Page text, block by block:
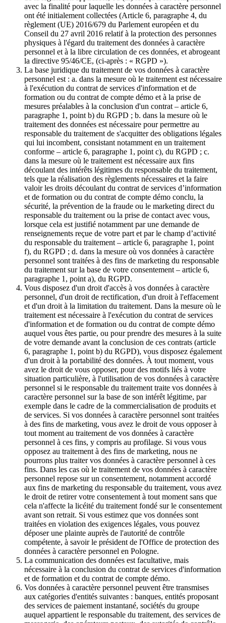
avec la finalité pour laquelle les données à caractère personnel
ont été initialement collectées (Article 6, paragraphe 4, du
règlement (UE) 2016/679 du Parlement européen et du
Conseil du 27 avril 2016 relatif à la protection des personnes
physiques à l'égard du traitement des données à caractère
personnel et à la libre circulation de ces données, et abrogeant
la directive 95/46/CE, (ci-après : « RGPD »).
La base juridique du traitement de vos données à caractère
personnel est : a. dans la mesure où le traitement est nécessaire
à l'exécution du contrat de services d'information et de
formation ou du contrat de compte démo et à la prise de
mesures préalables à la conclusion d'un contrat – article 6,
paragraphe 1, point b) du RGPD ; b. dans la mesure où le
traitement des données est nécessaire pour permettre au
responsable du traitement de s'acquitter des obligations légales
qui lui incombent, consistant notamment en un traitement
conforme – article 6, paragraphe 1, point c), du RGPD ; c.
dans la mesure où le traitement est nécessaire aux fins
découlant des intérêts légitimes du responsable du traitement,
tels que la réalisation des règlements nécessaires et la faire
valoir les droits découlant du contrat de services d’information
et de formation ou du contrat de compte démo conclu, la
sécurité, la prévention de la fraude ou le marketing direct du
responsable du traitement ou la prise de contact avec vous,
lorsque cela est justifié notamment par une demande de
renseignements reçue de votre part et par le champ d’activité
du responsable du traitement – article 6, paragraphe 1, point
f), du RGPD ; d. dans la mesure où vos données à caractère
personnel sont traitées à des fins de marketing du responsable
du traitement sur la base de votre consentement – article 6,
paragraphe 1, point a), du RGPD.
Vous disposez d'un droit d'accès à vos données à caractère
personnel, d'un droit de rectification, d'un droit à l'effacement
et d'un droit à la limitation du traitement. Dans la mesure où le
traitement est nécessaire à l'exécution du contrat de services
d'information et de formation ou du contrat de compte démo
auquel vous êtes partie, ou pour prendre des mesures à la suite
de votre demande avant la conclusion de ces contrats (article
6, paragraphe 1, point b) du RGPD), vous disposez également
d'un droit à la portabilité des données. À tout moment, vous
avez le droit de vous opposer, pour des motifs liés à votre
situation particulière, à l'utilisation de vos données à caractère
personnel si le responsable du traitement traite vos données à
caractère personnel sur la base de son intérêt légitime, par
exemple dans le cadre de la commercialisation de produits et
de services. Si vos données à caractère personnel sont traitées
à des fins de marketing, vous avez le droit de vous opposer à
tout moment au traitement de vos données à caractère
personnel à ces fins, y compris au profilage. Si vous vous
opposez au traitement à des fins de marketing, nous ne
pourrons plus traiter vos données à caractère personnel à ces
fins. Dans les cas où le traitement de vos données à caractère
personnel repose sur un consentement, notamment accordé
aux fins de marketing du responsable du traitement, vous avez
le droit de retirer votre consentement à tout moment sans que
cela n'affecte la licéité du traitement fondé sur le consentement
avant son retrait. Si vous estimez que vos données sont
traitées en violation des exigences légales, vous pouvez
déposer une plainte auprès de l'autorité de contrôle
compétente, à savoir le président de l'Office de protection des
données à caractère personnel en Pologne.
La communication des données est facultative, mais
nécessaire à la conclusion du contrat de services d'information
et de formation et du contrat de compte démo.
Vos données à caractère personnel peuvent être transmises
aux catégories d'entités suivantes : banques, entités proposant
des services de paiement instantané, sociétés du groupe
auquel appartient le responsable du traitement, des services de